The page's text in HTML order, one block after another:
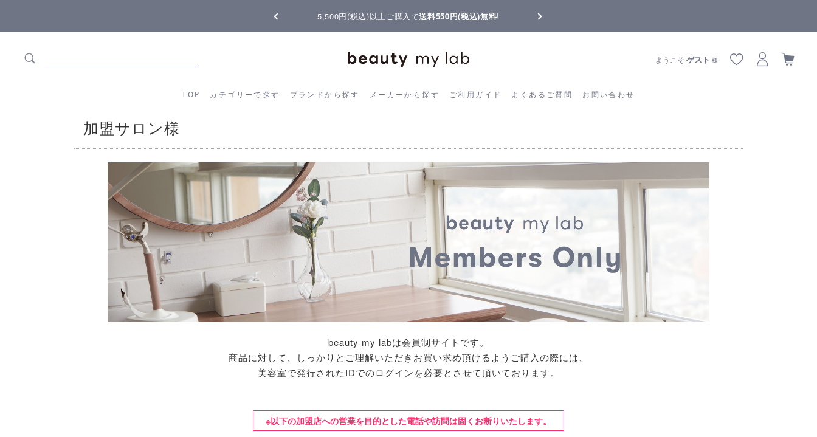
【重要】熊本地震の影響によりお届けに遅延が生じております
TOP カテゴリーで探す ブランドから探す メーカーから探す ご利用ガイド よくあるご質問 お問い合わせ
ようこそゲスト 様
カテゴリーから探す ブランドから探す メーカーから探す ご利用ガイド よくあるご質問
加盟サロン様
beauty my labは会員制サイトです。
商品に対して、しっかりとご理解いただきお買い求め頂けるようご購入の際には、
美容室で発行されたIDでのログインを必要とさせて頂いております。
※以下の加盟店への営業を目的とした電話や訪問は固くお断りいたします。